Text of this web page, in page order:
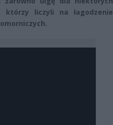
liczyli na łagodzenie